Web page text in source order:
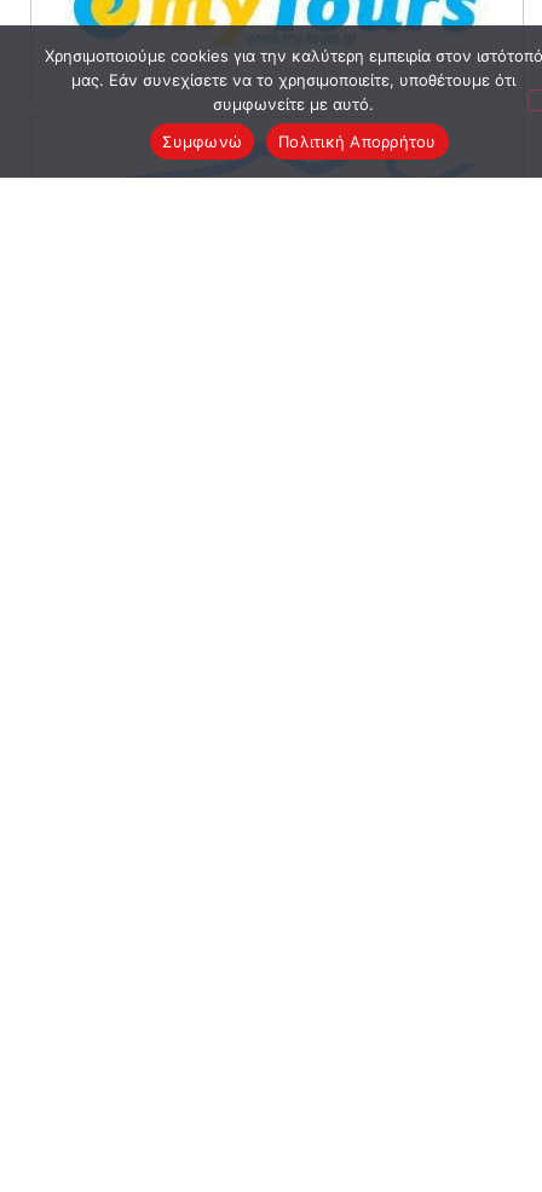
Χρησιμοποιούμε cookies για την καλύτερη εμπειρία στον ιστότοπό
μας. Εάν συνεχίσετε να το χρησιμοποιείτε, υποθέτουμε ότι
συμφωνείτε με αυτό.
Συμφωνώ
Πολιτική Απορρήτου